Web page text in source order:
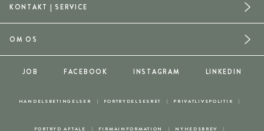
KONTAKT | SERVICE
HANDELSBETINGELSER FORTRYDELSESRET PRIVATLIVSPOLITIK
FORTRYD AFTALE FIRMAINFORMATION NYHEDSBREV
OM OS
JOB FACEBOOK INSTAGRAM LINKEDIN